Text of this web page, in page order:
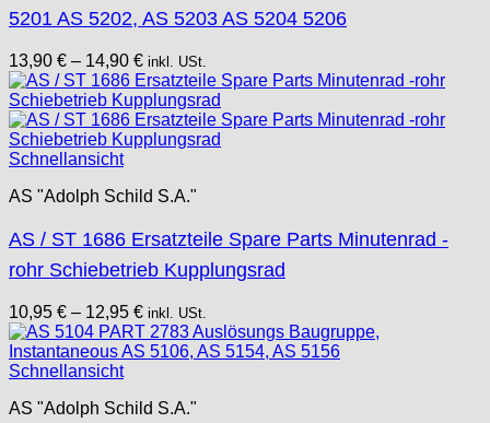
5201 AS 5202, AS 5203 AS 5204 5206
13,90 € – 14,90 € inkl. USt.
Schnellansicht
AS "Adolph Schild S.A."
AS / ST 1686 Ersatzteile Spare Parts Minutenrad -
rohr Schiebetrieb Kupplungsrad
10,95 € – 12,95 € inkl. USt.
Schnellansicht
AS "Adolph Schild S.A."